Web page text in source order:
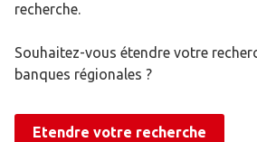
recherche.
Souhaitez-vous étendre votre
banques régionales ?
Etendre votre recherche